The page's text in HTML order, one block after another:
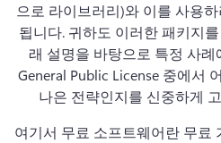
으로 라이브러리)와 이를 사용
됩니다. 귀하도 이러한 패키지
래 설명을 바탕으로 특정 사
General Public License 중에서
나은 전략인지를 신중하게
여기서 무료 소프트웨어란 무료